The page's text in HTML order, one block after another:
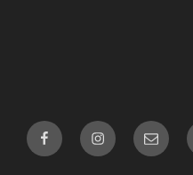
FB IG
電
子